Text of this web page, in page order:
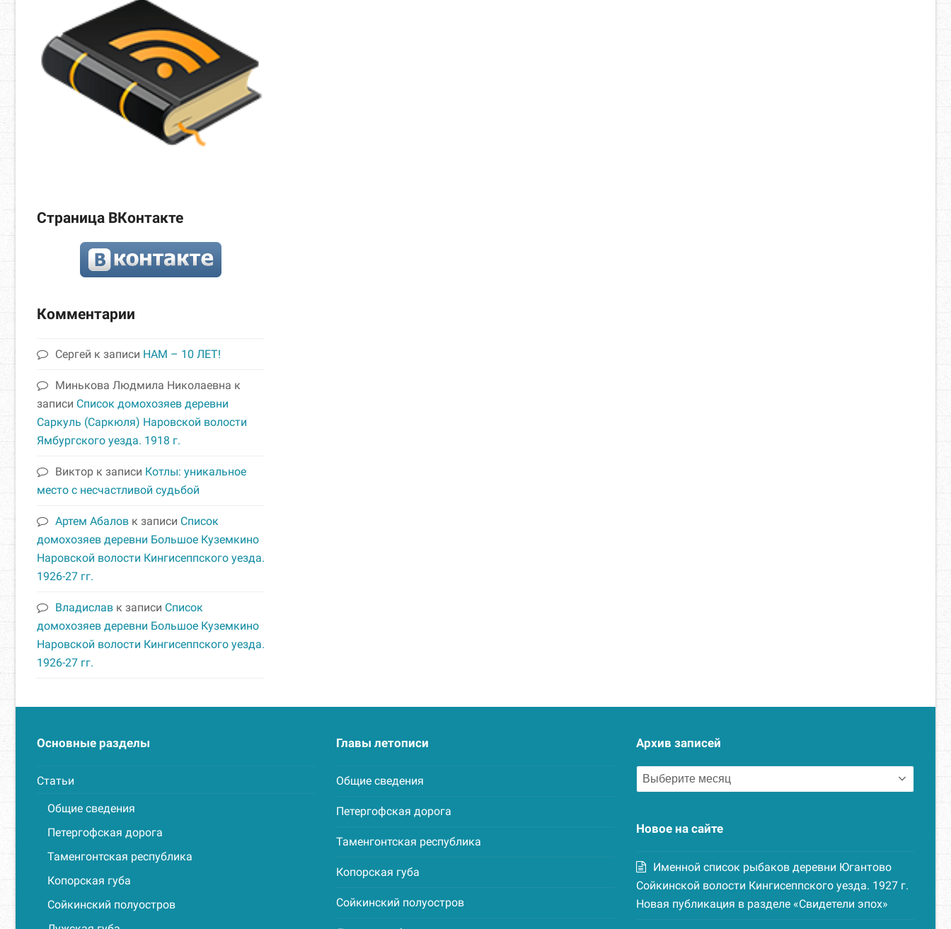
Страница ВКонтакте
Комментарии
Сергей к записи НАМ – 10 ЛЕТ!
Минькова Людмила Николаевна к
записи Список домохозяев деревни
Саркуль (Саркюля) Наровской волости
Ямбургского уезда. 1918 г.
Виктор к записи Котлы: уникальное
место с несчастливой судьбой
Артем Абалов к записи Список
домохозяев деревни Большое Куземкино
Наровской волости Кингисеппского уезда.
1926-27 гг.
Владислав к записи Список
домохозяев деревни Большое Куземкино
Наровской волости Кингисеппского уезда.
1926-27 гг.
Основные разделы
Статьи
Общие сведения
Петергофская дорога
Таменгонтская республика
Копорская губа
Сойкинский полуостров
Главы летописи
Общие сведения
Петергофская дорога
Таменгонтская республика
Копорская губа
Сойкинский полуостров
Архив записей
Архив
записей
Новое на сайте
Именной список рыбаков деревни Югантово
Сойкинской волости Кингисеппского уезда. 1927 г.
Новая публикация в разделе «Свидетели эпох»